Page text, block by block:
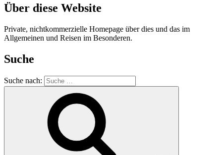
Über diese Website
Private, nichtkommerzielle Homepage über dies und das im
Allgemeinen und Reisen im Besonderen.
Suche
Suche nach: